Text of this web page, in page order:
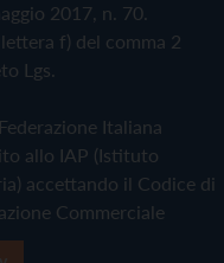
2017, n. 70.
f) del comma 2
Lgs.
Italiana
allo IAP (Istituto
accettando il Codice di
Commerciale